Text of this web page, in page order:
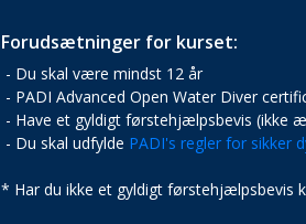
Forudsætninger for kurset:
- Du skal være mindst 12 år
- PADI Advanced Open Water Diver
- Have et gyldigt førstehjælpsbevis (ikke
- Du skal udfylde PADI's regler for sikker
* Har du ikke et gyldigt førstehjælpsbevis